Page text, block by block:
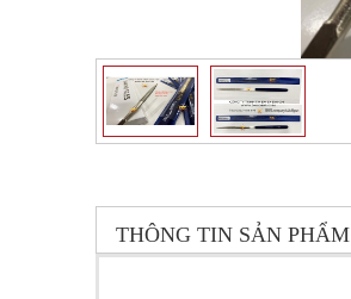
THÔNG TIN SẢN PHẨM